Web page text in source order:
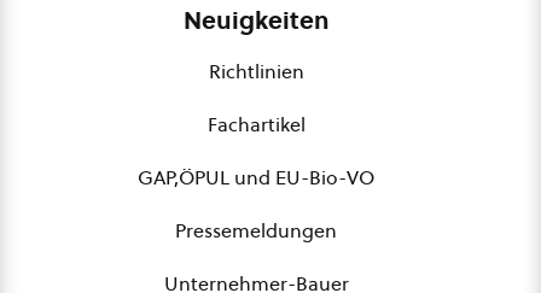
Neuigkeiten
Richtlinien
Fachartikel
GAP,ÖPUL und EU-Bio-VO
Pressemeldungen
Unternehmer-Bauer